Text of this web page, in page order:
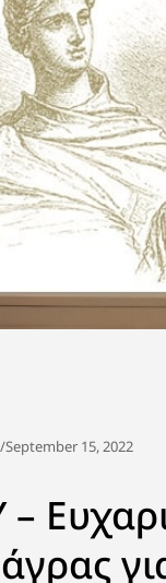
/September 15, 2022